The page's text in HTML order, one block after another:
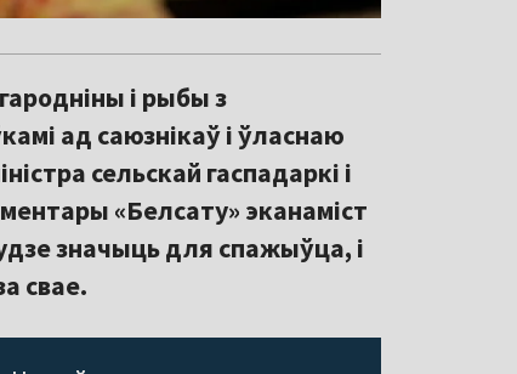
і рыбы з
ад саюзнікаў і ўласнаю
сельскай гаспадаркі і
«Белсату» эканаміст
значыць для спажыўца, і
свае.